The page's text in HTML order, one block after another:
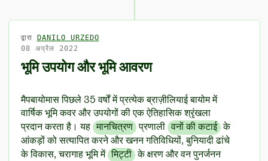
द्वारा
DANILO URZEDO
08 अप्रैल 2022
भूमि उपयोग और भूमि आवरण
मैपबायोमास पिछले 35 वर्षों में प्रत्येक ब्राज़ीलियाई बायोम में
वार्षिक भूमि कवर और उपयोगों की एक ऐतिहासिक श्रृंखला
प्रदान करता है। यह मानचित्रण प्रणाली वनों की कटाई के
आंकड़ों को सत्यापित करने और खनन गतिविधियों, बुनियादी ढांचे
के विकास, चरागाह भूमि में मिट्टी के क्षरण और वन पुनर्जनन